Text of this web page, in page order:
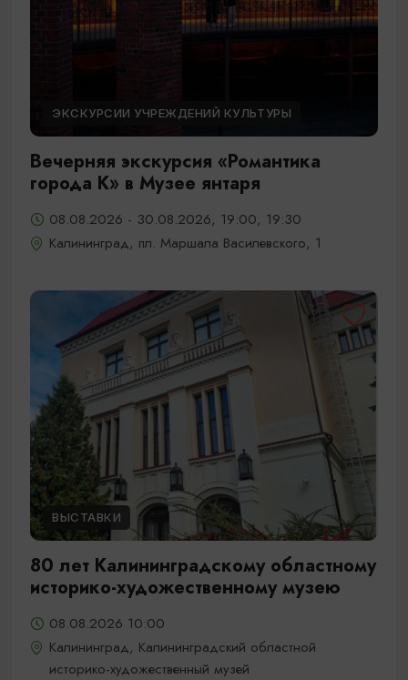
ЭКСКУРСИИ УЧРЕЖДЕНИЙ КУЛЬТУРЫ
Вечерняя экскурсия «Романтика
города К» в Музее янтаря
08.08.2026 - 30.08.2026, 19:00, 19:30
Калининград, пл. Маршала Василевского, 1
ВЫСТАВКИ
80 лет Калининградскому областному
историко-художественному музею
08.08.2026 10:00
Калининград, Калининградский областной
историко-художественный музей